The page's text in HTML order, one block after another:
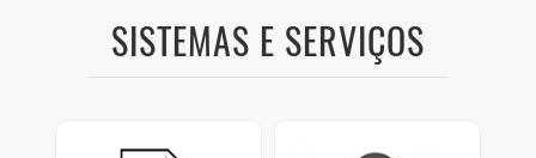
SISTEMAS E SERVIÇOS